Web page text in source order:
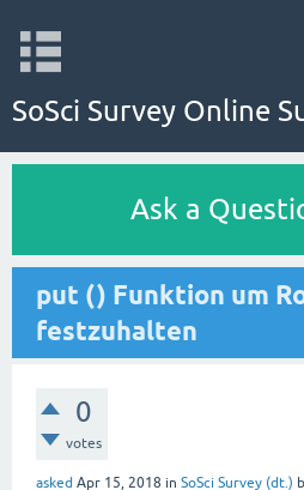
SoSci Survey Online
Ask a
put () Funktion um
festzuhalten
0
votes
asked Apr 15, 2018 in SoSci Survey (dt.)